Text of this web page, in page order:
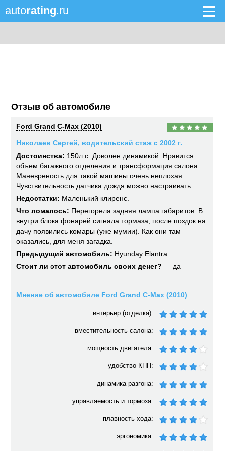
autorating.ru
Отзыв об автомобиле
Ford Grand C-Max (2010)
Николаев Сергей, водительский стаж с 2002 г.
Достоинства: 150л.с. Доволен динамикой. Нравится
объем багажного отделения и трансформация салона.
Маневреность для такой машины очень неплохая.
Чувствительность датчика дождя можно настраивать.
Недостатки: Маленький клиренс.
Что ломалось: Перегорела задняя лампа габаритов. В
внутри блока фонарей сигнала тормаза, после поздок на
дачу появились комары (уже мумии). Как они там
оказались, для меня загадка.
Предыдущий автомобиль: Hyunday Elantra
Стоит ли этот автомобиль своих денег? — да
Мнение об автомобиле Ford Grand C-Max (2010)
интерьер (отделка):
вместительность салона:
мощность двигателя:
удобство КПП:
динамика разгона:
управляемость и тормоза:
плавность хода:
эргономика: